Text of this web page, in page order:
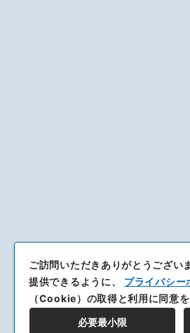
ご訪問いただきありがとうござい
提供できるように、 プライバシー
（Cookie）の取得と利用に同意
必要最小限